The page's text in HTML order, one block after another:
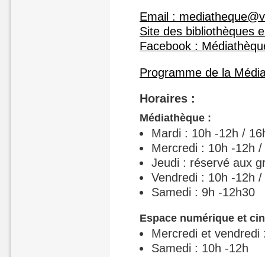
Email :
Site des bibliothèques
Facebook :
Programme de la
Horaires :
Médiathèque :
Mardi : 10h -12h /
Mercredi : 10h -12h
Jeudi : réservé aux
Vendredi : 10h -12h
Samedi : 9h -12h30
Espace numérique et
Mercredi et vendredi
Samedi : 10h -12h